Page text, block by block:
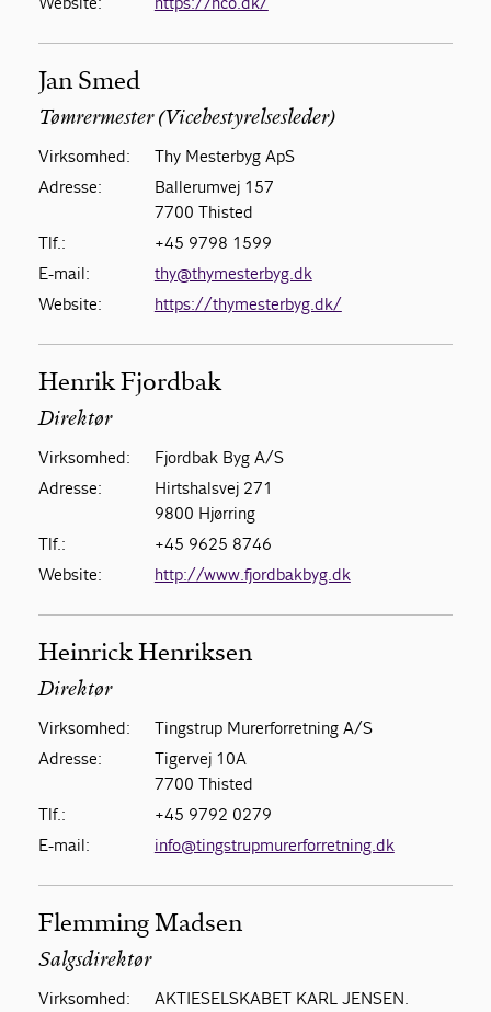
Jan Smed
Tømrermester (Vicebestyrelsesleder)
Virksomhed:
Thy Mesterbyg ApS
Adresse:
Ballerumvej 157
7700 Thisted
Tlf.:
+45 9798 1599
E-mail:
thy@thymesterbyg.dk
Website:
https://thymesterbyg.dk/
Henrik Fjordbak
Direktør
Virksomhed:
Fjordbak Byg A/S
Adresse:
Hirtshalsvej 271
9800 Hjørring
Tlf.:
+45 9625 8746
Website:
http://www.fjordbakbyg.dk
Heinrick Henriksen
Direktør
Virksomhed:
Tingstrup Murerforretning A/S
Adresse:
Tigervej 10A
7700 Thisted
Tlf.:
+45 9792 0279
E-mail:
info@tingstrupmurerforretning.dk
Flemming Madsen
Salgsdirektør
Virksomhed:
AKTIESELSKABET KARL JENSEN.